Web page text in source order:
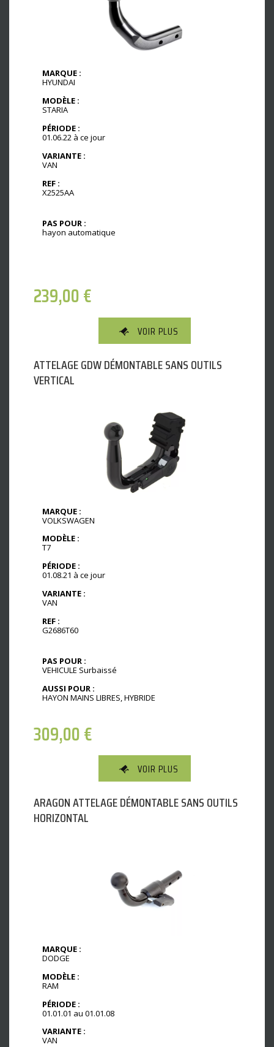
MARQUE :
HYUNDAI
MODÈLE :
STARIA
PÉRIODE :
01.06.22 à ce jour
VARIANTE :
VAN
REF :
X2525AA
PAS POUR :
hayon automatique
239,00€
VOIR PLUS
ATTELAGE GDW DÉMONTABLE SANS OUTILS
VERTICAL
MARQUE :
VOLKSWAGEN
MODÈLE :
T7
PÉRIODE :
01.08.21 à ce jour
VARIANTE :
VAN
REF :
G2686T60
PAS POUR :
VEHICULE Surbaissé
AUSSI POUR :
HAYON MAINS LIBRES, HYBRIDE
309,00€
VOIR PLUS
ARAGON ATTELAGE DÉMONTABLE SANS OUTILS
HORIZONTAL
MARQUE :
DODGE
MODÈLE :
RAM
PÉRIODE :
01.01.01 au 01.01.08
VARIANTE :
VAN